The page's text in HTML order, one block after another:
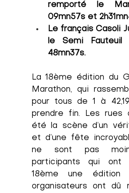
remporté le
09mn57s et
Le français Casoli
le Semi
48mn37s.
La 18ème édition du
Marathon, qui
pour tous de 1 à
prendre fin. Les rues
été la scène d’un
et d’une fête
ne sont pas
participants qui
18ème une édition
organisateurs ont dû